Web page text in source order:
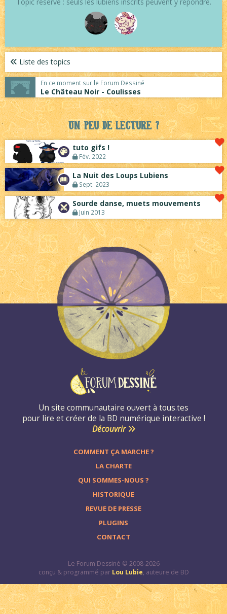
Liste des topics
En ce moment sur le Forum Dessiné
Le Château Noir - Coulisses
Un peu de lecture ?
tuto gifs !
Fév. 2022
La Nuit des Loups Lubiens
Sept. 2023
Sourde danse, muets mouvements
Juin 2013
Un site communautaire ouvert à tous.tes
pour lire et créer de la BD numérique interactive !
Découvrir
COMMENT ÇA MARCHE ?
LA CHARTE
QUI SOMMES-NOUS ?
HISTORIQUE
REVUE DE PRESSE
PLUGINS
CONTACT
Le Forum Dessiné © 2008-2026
conçu & programmé par Lou Lubie, auteure de BD